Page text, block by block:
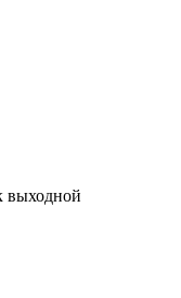
выходной